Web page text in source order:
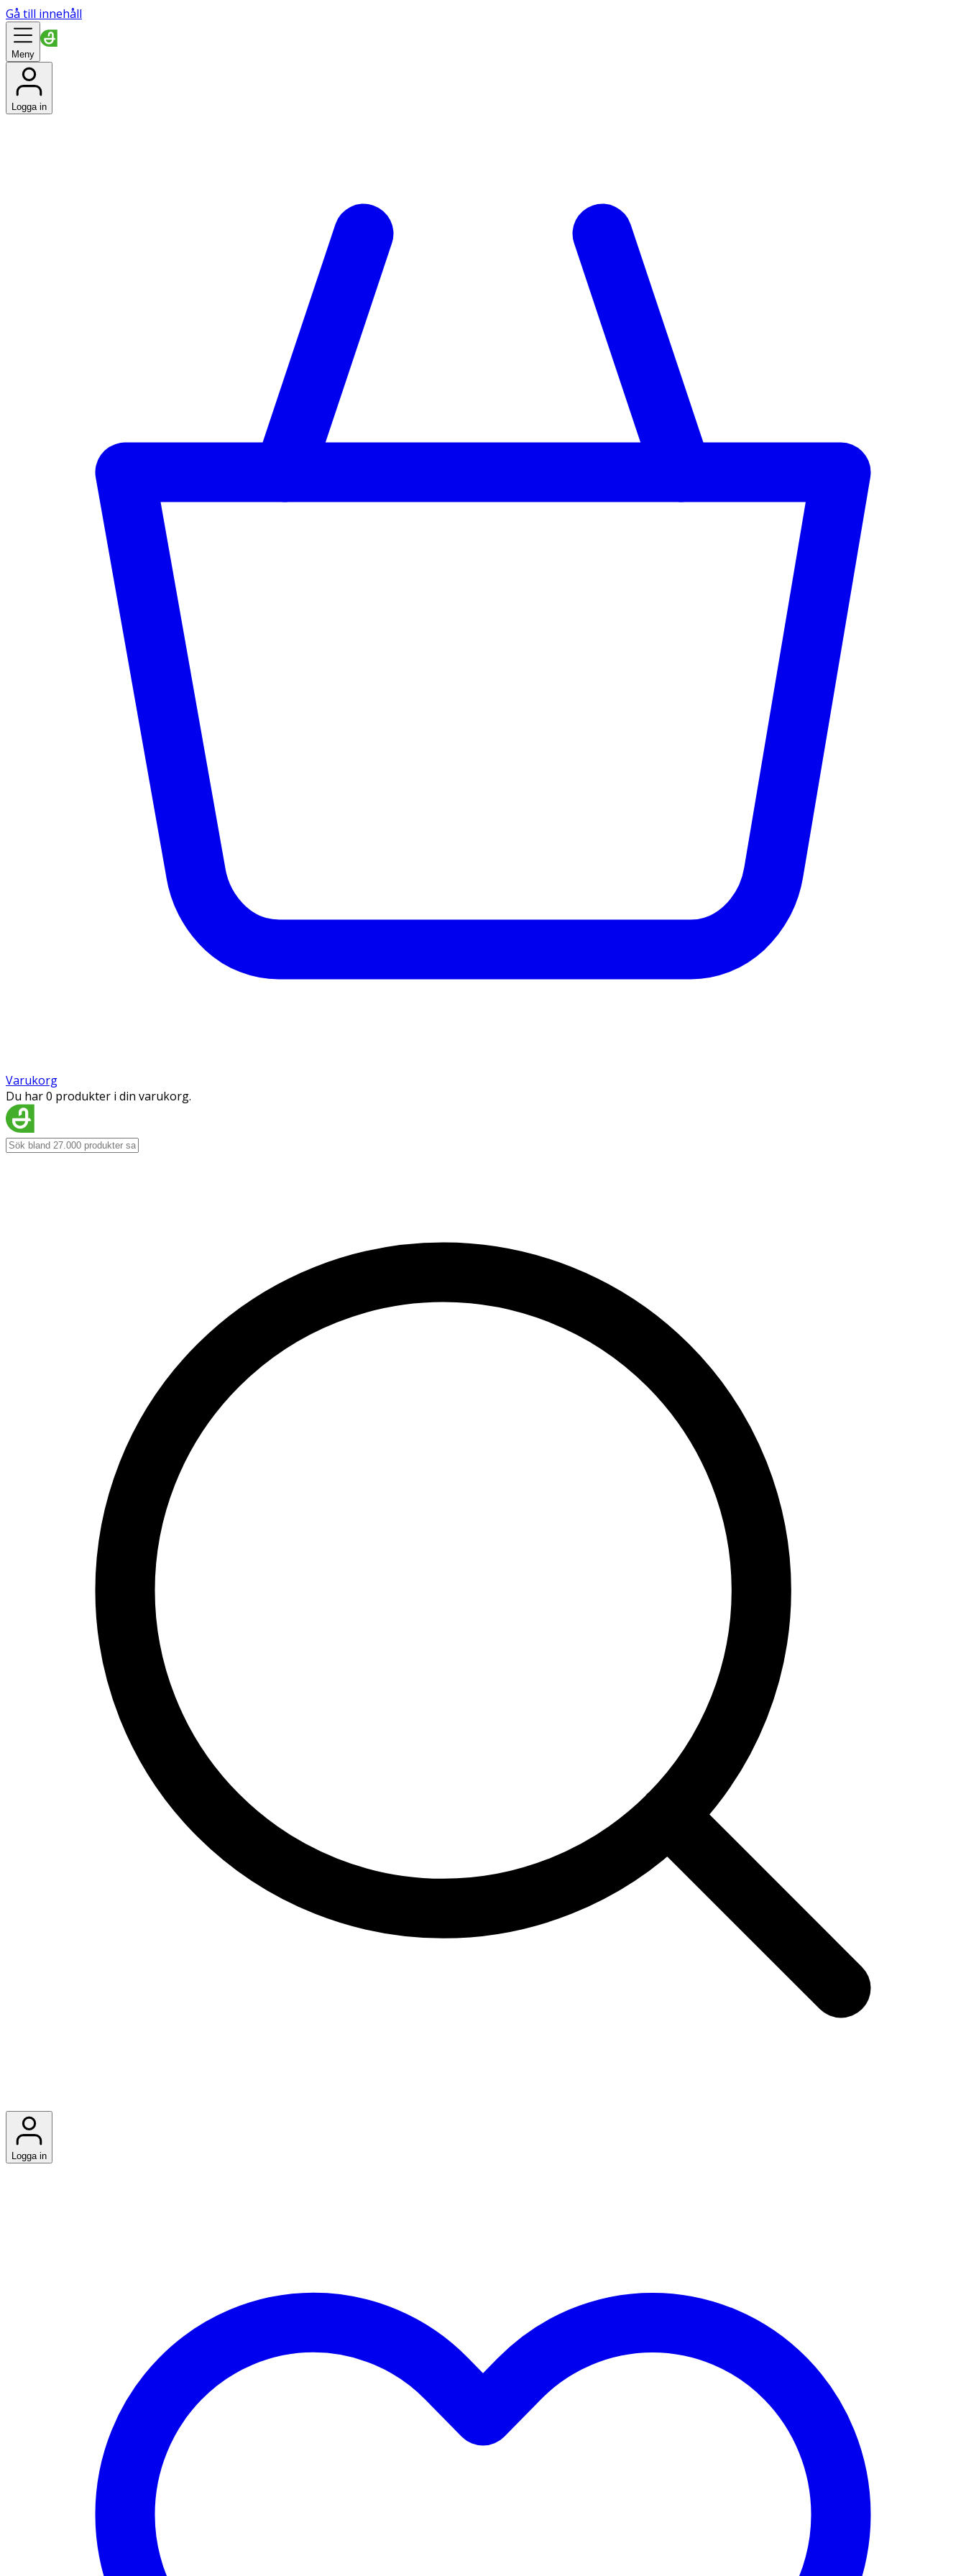
Gå till innehåll
Meny
Logga in
Varukorg
Du har 0 produkter i din varukorg.
Logga in